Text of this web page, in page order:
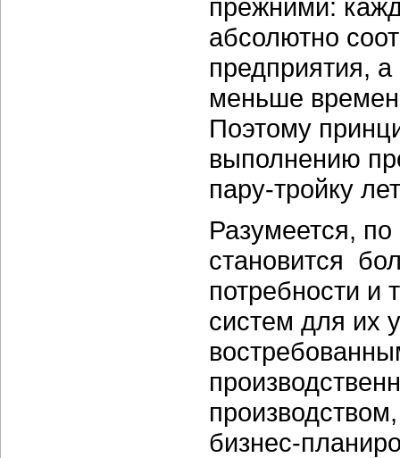
прежними:
абсолютно
предприятия,
меньше
Поэтому
выполнению
пару-тройку
Разумеется,
становится
потребности и
систем для их
бизнес-